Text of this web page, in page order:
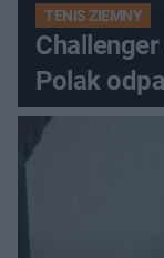
TENIS ZIEMNY
Polak